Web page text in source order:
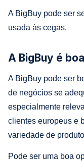
A BigBuy pode ser
usada às cegas.
A BigBuy é
A BigBuy pode ser
de negócios se
especialmente
clientes europeus e
variedade de
Pode ser uma boa